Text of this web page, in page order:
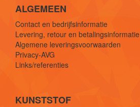
ALGEMEEN
Contact en bedrijfsinformatie
Levering, retour en betalingsinformatie
Algemene leveringsvoorwaarden
Privacy-AVG
Links/referenties
KUNSTSTOF